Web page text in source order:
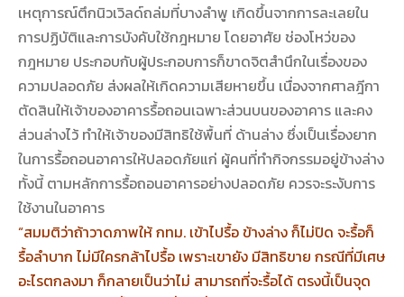
เหตุการณ์ตึกนิวเวิลด์ถล่มที่บางลำพู เกิดขึ้นจากการละเลยใน
การปฏิบัติและการบังคับใช้กฎหมาย โดยอาศัย ช่องโหว่ของ
กฎหมาย ประกอบกับผู้ประกอบการก็ขาดจิตสำนึกในเรื่องของ
ความปลอดภัย ส่งผลให้เกิดความเสียหายขึ้น เนื่องจากศาลฎีกา
ตัดสินให้เจ้าของอาคารรื้อถอนเฉพาะส่วนบนของอาคาร และคง
ส่วนล่างไว้ ทำให้เจ้าของมีสิทธิใช้พื้นที่ ด้านล่าง ซึ่งเป็นเรื่องยาก
ในการรื้อถอนอาคารให้ปลอดภัยแก่ ผู้คนที่ทำกิจกรรมอยู่ข้างล่าง
ทั้งนี้ ตามหลักการรื้อถอนอาคารอย่างปลอดภัย ควรจะระงับการ
ใช้งานในอาคาร
“สมมติว่าถ้าวาดภาพให้ กทม. เข้าไปรื้อ ข้างล่าง ก็ไม่ปิด จะรื้อก็
รื้อลำบาก ไม่มีใครกล้าไปรื้อ เพราะเขายัง มีสิทธิขาย กรณีที่มีเศษ
อะไรตกลงมา ก็กลายเป็นว่าไม่ สามารถที่จะรื้อได้ ตรงนี้เป็นจุด